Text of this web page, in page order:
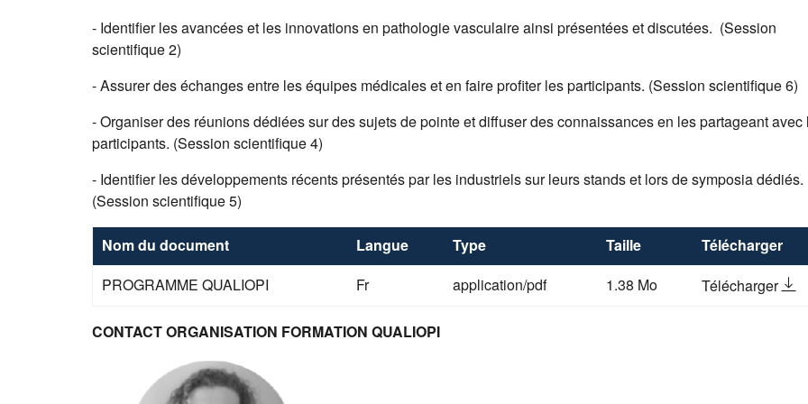
- Identifier les avancées et les innovations en pathologie vasculaire ainsi présentées et discutées. (Session
scientifique 2)
- Assurer des échanges entre les équipes médicaleset en faire profiter les participants. (Session scientifique 6)
- Organiser des réunions dédiées sur des sujets de pointe et diffuser des connaissances en les partageant avec
participants. (Session scientifique 4)
- Identifier les développements récents présentés par les industriels sur leurs stands et lors de symposia dédiés.
(Session scientifique 5)
Nom du document Langue Type Taille
Télécharger
PROGRAMME QUALIOPI
Fr application/pdf 1.38 Mo Télécharger le
CONTACT ORGANISATION FORMATION QUALIOPI